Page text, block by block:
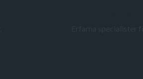
Erfarna specialister